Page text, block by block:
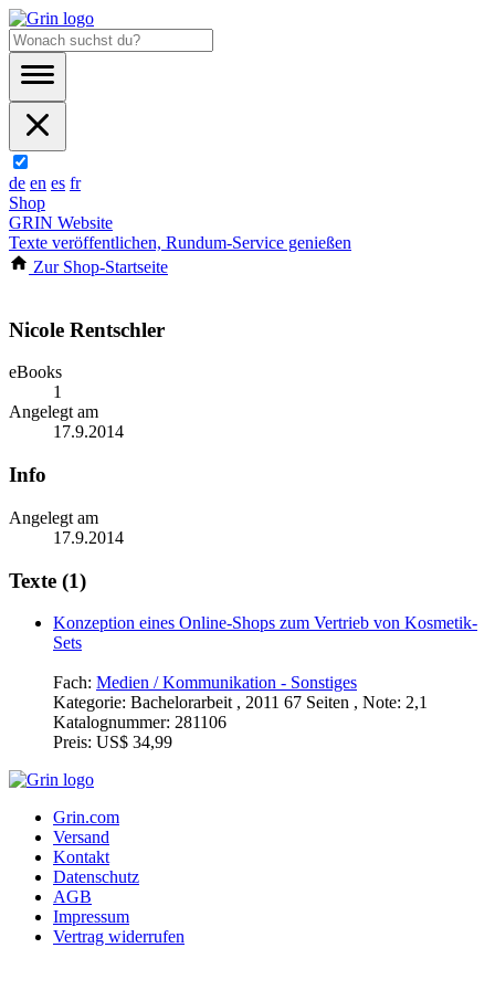
de en es fr
Shop
GRIN Website
Texte veröffentlichen, Rundum-Service genießen
Zur Shop-Startseite
Nicole Rentschler
eBooks
1
Angelegt am
17.9.2014
Info
Angelegt am
17.9.2014
Texte (1)
Konzeption eines Online-Shops zum Vertrieb von Kosmetik-
Sets
Fach: Medien / Kommunikation - Sonstiges
Kategorie: Bachelorarbeit , 2011 67 Seiten , Note: 2,1
Katalognummer: 281106
Preis: US$ 34,99
Grin.com
Versand
Kontakt
Datenschutz
AGB
Impressum
Vertrag widerrufen